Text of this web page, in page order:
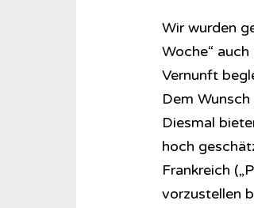
Wir wurden
Woche“
Vernunft
Dem
Diesmal
hoch
Frankreich
vorzustellen